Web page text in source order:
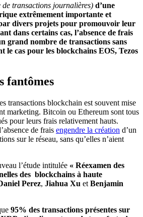
de transactions journalières) d’une
extrêmement importante et
divers projets pour promouvoir leur
dans certains cas, l’absence de frais
grand nombre de transactions sans
le cas pour les blockchains EOS, Tezos
fantômes
transactions blockchain est souvent mise
marketing. Bitcoin ou Ethereum sont tous
pour leurs frais relativement hauts.
de frais engendre la création d’un
sur le réseau, sans qu’elles n’aient
l’étude intitulée « Réexamen des
des blockchains à haute
Perez, Jiahua Xu et Benjamin
95% des transactions présentes sur